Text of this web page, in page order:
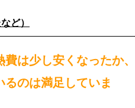
ど）
は少し安くなったか、
のは満足していま